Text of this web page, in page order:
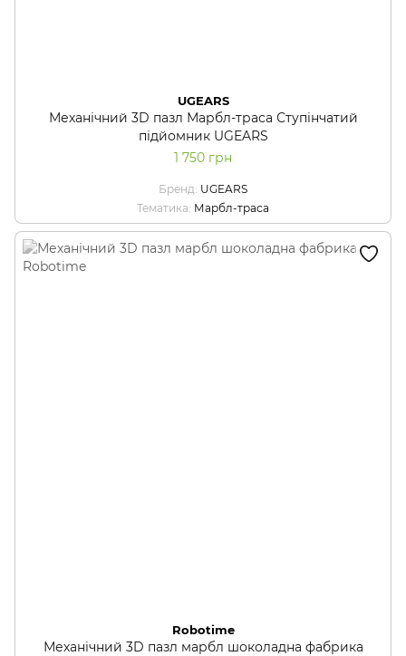
UGEARS
Механічний 3D пазл Марбл-траса Ступінчатий
підйомник UGEARS
1 750 грн
Бренд UGEARS
Тематика Марбл-траса
Robotime
Механічний 3D пазл марбл шоколадна фабрика